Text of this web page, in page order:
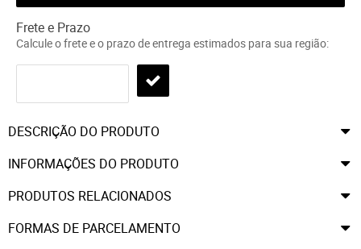
Frete e Prazo
Calcule o frete e o prazo de entrega estimados para sua região:
DESCRIÇÃO DO PRODUTO
INFORMAÇÕES DO PRODUTO
PRODUTOS RELACIONADOS
FORMAS DE PARCELAMENTO